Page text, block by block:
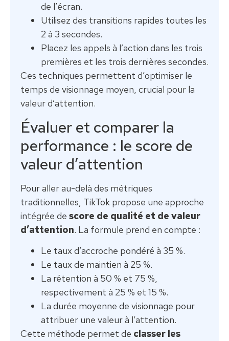
de l’écran.
Utilisez des transitions rapides toutes les
2 à 3 secondes.
Placez les appels à l’action dans les trois
premières et les trois dernières secondes.
Ces techniques permettent d’optimiser le
temps de visionnage moyen, crucial pour la
valeur d’attention.
Évaluer et comparer la
performance : le score de
valeur d’attention
Pour aller au-delà des métriques
traditionnelles, TikTok propose une approche
intégrée de score de qualité et de valeur
d’attention. La formule prend en compte :
Le taux d’accroche pondéré à 35 %.
Le taux de maintien à 25 %.
La rétention à 50 % et 75 %,
respectivement à 25 % et 15 %.
La durée moyenne de visionnage pour
attribuer une valeur à l’attention.
Cette méthode permet de classer les